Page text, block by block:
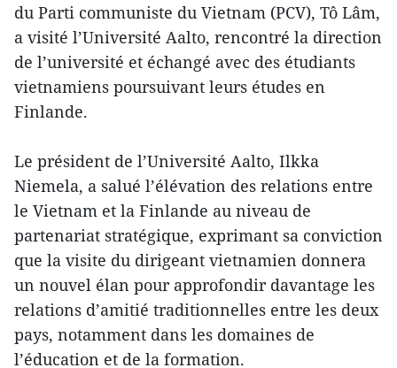
du Parti communiste du Vietnam (PCV), Tô Lâm,
a visité l’Université Aalto, rencontré la direction
de l’université et échangé avec des étudiants
vietnamiens poursuivant leurs études en
Finlande.
Le président de l’Université Aalto, Ilkka
Niemela, a salué l’élévation des relations entre
le Vietnam et la Finlande au niveau de
partenariat stratégique, exprimant sa conviction
que la visite du dirigeant vietnamien donnera
un nouvel élan pour approfondir davantage les
relations d’amitié traditionnelles entre les deux
pays, notamment dans les domaines de
l’éducation et de la formation.